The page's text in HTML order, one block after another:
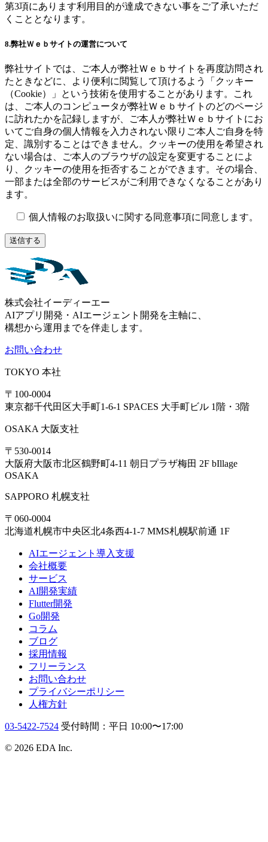
第3項にあります利用目的が達成できない事をご了承いただ
くこととなります。
8.弊社Ｗｅｂサイトの運営について
弊社サイトでは、ご本人が弊社Ｗｅｂサイトを再度訪問され
たときなどに、より便利に閲覧して頂けるよう「クッキー
（Cookie）」という技術を使用することがあります。これ
は、ご本人のコンピュータが弊社Ｗｅｂサイトのどのページ
に訪れたかを記録しますが、ご本人が弊社Ｗｅｂサイトにお
いてご自身の個人情報を入力されない限りご本人ご自身を特
定、識別することはできません。クッキーの使用を希望され
ない場合は、ご本人のブラウザの設定を変更することによ
り、クッキーの使用を拒否することができます。その場合、
一部または全部のサービスがご利用できなくなることがあり
ます。
個人情報のお取扱いに関する同意事項に同意します。
株式会社イーディーエー
AIアプリ開発・AIエージェント開発を主軸に、
構想から運用までを伴走します。
お問い合わせ
TOKYO 本社
〒100-0004
東京都千代田区大手町1-6-1 SPACES 大手町ビル 1階・3階
OSAKA 大阪支社
〒530-0014
大阪府大阪市北区鶴野町4-11 朝日プラザ梅田 2F bIllage
OSAKA
SAPPORO 札幌支社
〒060-0004
北海道札幌市中央区北4条西4-1-7 MMS札幌駅前通 1F
AIエージェント導入支援
会社概要
サービス
AI開発実績
Flutter開発
Go開発
コラム
ブログ
採用情報
フリーランス
お問い合わせ
プライバシーポリシー
人権方針
03-5422-7524 受付時間：平日 10:00〜17:00
© 2026 EDA Inc.